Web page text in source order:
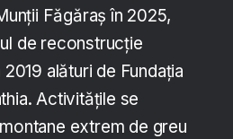
Făgăraș în 2025,
de reconstrucție
alături de Fundația
Activitățile se
extrem de greu